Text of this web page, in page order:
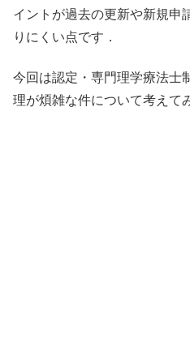
イントが過去の更新や新規申
りにくい点です．
今回は認定・専門理学療法士
理が煩雑な件について考えて